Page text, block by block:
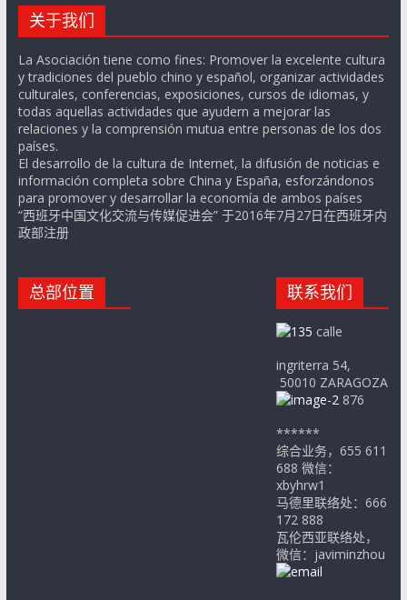
关于我们
La Asociación tiene como fines: Promover la excelente cultura
y tradiciones del pueblo chino y español, organizar actividades
culturales, conferencias, exposiciones, cursos de idiomas, y
todas aquellas actividades que ayudern a mejorar las
relaciones y la comprensión mutua entre personas de los dos
países.
El desarrollo de la cultura de Internet, la difusión de noticias e
información completa sobre China y España, esforzándonos
para promover y desarrollar la economía de ambos países
“西班牙中国文化交流与传媒促进会” 于2016年7月27日在西班牙内
政部注册
总部位置 联系我们
calle
ingriterra 54,
50010 ZARAGOZA
876
******
综合业务，655 611
688 微信：
xbyhrw1
马德里联络处：666
172 888
瓦伦西亚联络处，
微信：javiminzhou